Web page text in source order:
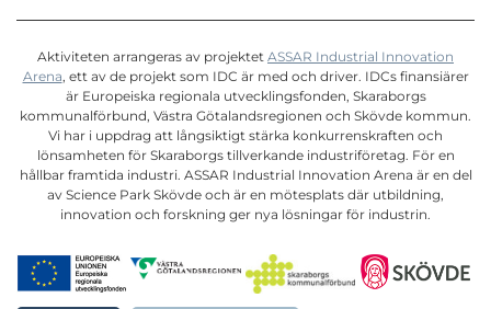
Aktiviteten arrangeras av projektet ASSAR Industrial Innovation
Arena, ett av de projekt som IDC är med och driver. IDCs finansiärer
är Europeiska regionala utvecklingsfonden, Skaraborgs
kommunalförbund, Västra Götalandsregionen och Skövde kommun.
Vi har i uppdrag att långsiktigt stärka konkurrenskraften och
lönsamheten för Skaraborgs tillverkande industriföretag. För en
hållbar framtida industri. ASSAR Industrial Innovation Arena är en del
av Science Park Skövde och är en mötesplats där utbildning,
innovation och forskning ger nya lösningar för industrin.